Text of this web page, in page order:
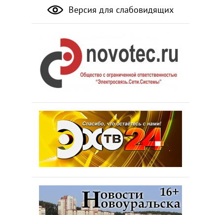
Версия для слабовидящих